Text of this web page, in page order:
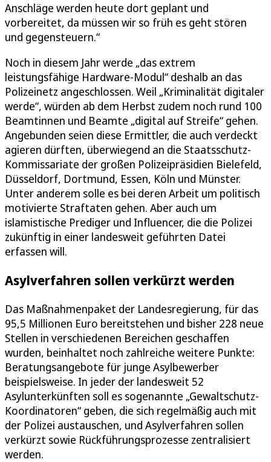
Anschläge werden heute dort geplant und
vorbereitet, da müssen wir so früh es geht stören
und gegensteuern.“
Noch in diesem Jahr werde „das extrem
leistungsfähige Hardware-Modul“ deshalb an das
Polizeinetz angeschlossen. Weil „Kriminalität digitaler
werde“, würden ab dem Herbst zudem noch rund 100
Beamtinnen und Beamte „digital auf Streife“ gehen.
Angebunden seien diese Ermittler, die auch verdeckt
agieren dürften, überwiegend an die Staatsschutz-
Kommissariate der großen Polizeipräsidien Bielefeld,
Düsseldorf, Dortmund, Essen, Köln und Münster.
Unter anderem solle es bei deren Arbeit um politisch
motivierte Straftaten gehen. Aber auch um
islamistische Prediger und Influencer, die die Polizei
zukünftig in einer landesweit geführten Datei
erfassen will.
Asylverfahren sollen verkürzt werden
Das Maßnahmenpaket der Landesregierung, für das
95,5 Millionen Euro bereitstehen und bisher 228 neue
Stellen in verschiedenen Bereichen geschaffen
wurden, beinhaltet noch zahlreiche weitere Punkte:
Beratungsangebote für junge Asylbewerber
beispielsweise. In jeder der landesweit 52
Asylunterkünften soll es sogenannte „Gewaltschutz-
Koordinatoren“ geben, die sich regelmäßig auch mit
der Polizei austauschen, und Asylverfahren sollen
verkürzt sowie Rückführungsprozesse zentralisiert
werden.